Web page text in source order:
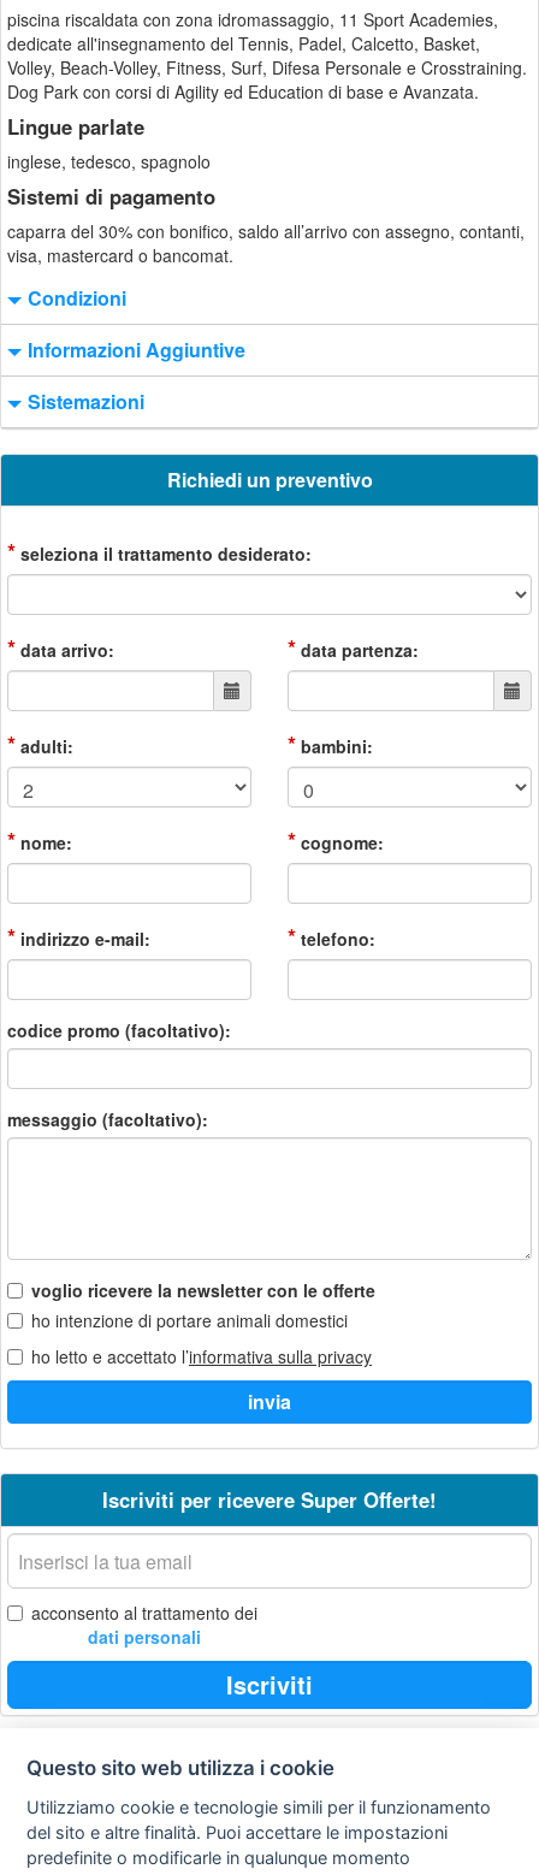
piscina riscaldata con zona idromassaggio, 11 Sport Academies,
dedicate all'insegnamento del Tennis, Padel, Calcetto, Basket,
Volley, Beach-Volley, Fitness, Surf, Difesa Personale e Crosstraining.
Dog Park con corsi di Agility ed Education di base e Avanzata.
Lingue parlate
inglese, tedesco, spagnolo
Sistemi di pagamento
caparra del 30% con bonifico, saldo all’arrivo con assegno, contanti,
visa, mastercard o bancomat.
Condizioni
Informazioni Aggiuntive
Sistemazioni
Richiedi un preventivo
* seleziona il trattamento desiderato:
* data arrivo: * data partenza:
* adulti: * bambini:
* nome: * cognome:
* indirizzo e-mail: * telefono:
codice promo (facoltativo):
messaggio (facoltativo):
voglio ricevere la newsletter con le offerte
ho intenzione di portare animali domestici
ho letto e accettato l’informativa sulla privacy
Iscriviti per ricevere Super Offerte!
La
tua
email
acconsento al trattamento dei
dati personali
Iscriviti
Privacy
policy
Avviso
legale
Preferenze cookie
Questo sito web utilizza i cookie
Utilizziamo cookie e tecnologie simili per il funzionamento
del sito e altre finalità. Puoi accettare le impostazioni
predefinite o modificarle in qualunque momento